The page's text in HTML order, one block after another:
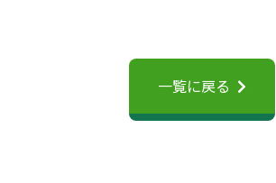
一覧に戻る